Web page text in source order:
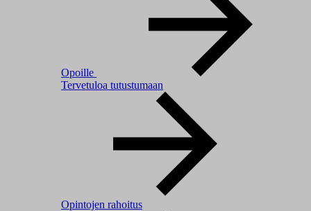
Opoille
Tervetuloa tutustumaan
Opintojen rahoitus